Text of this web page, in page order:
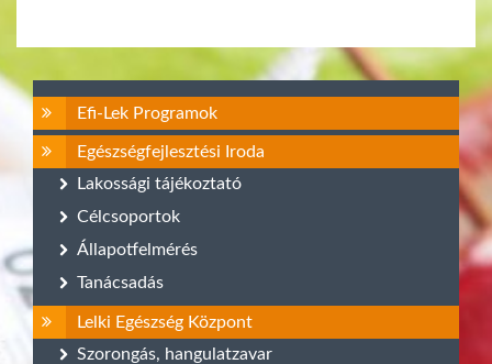
Efi-Lek Programok
Egészségfejlesztési Iroda
Lakossági tájékoztató
Célcsoportok
Állapotfelmérés
Tanácsadás
Lelki Egészség Központ
Szorongás, hangulatzavar